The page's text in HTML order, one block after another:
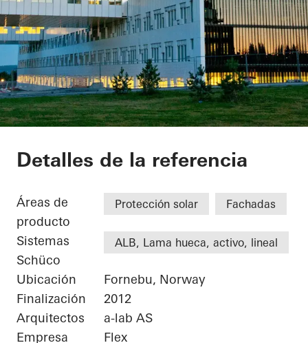
Statoil ASA
Detalles de la referencia
Áreas de
producto
Protección solar Fachadas
Sistemas
Schüco
ALB, Lama hueca, activo, lineal
Ubicación
Fornebu, Norway
Finalización
2012
Arquitectos
a-lab AS
Empresa
Flex